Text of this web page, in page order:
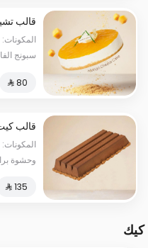
قالب
سبونج
قالب
وحشوة
كيك